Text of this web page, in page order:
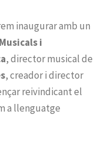
inaugurar amb un
i
, director musical de
, creador i director
reivindicant el
a llenguatge